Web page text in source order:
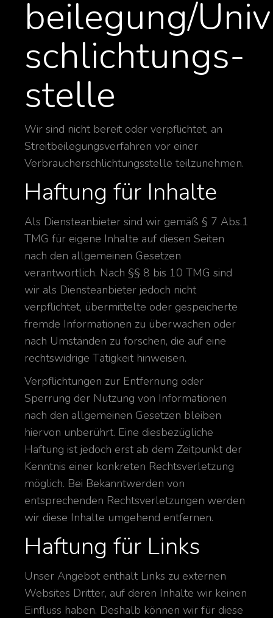
beilegung/
schlichtungs­
stelle
Wir sind nicht bereit oder verpflichtet, an
Streitbeilegungsverfahren vor einer
Verbraucherschlichtungsstelle teilzunehmen.
Haftung für Inhalte
Als Diensteanbieter sind wir gemäß § 7 Abs.1
TMG für eigene Inhalte auf diesen Seiten
nach den allgemeinen Gesetzen
verantwortlich. Nach §§ 8 bis 10 TMG sind
wir als Diensteanbieter jedoch nicht
verpflichtet, übermittelte oder gespeicherte
fremde Informationen zu überwachen oder
nach Umständen zu forschen, die auf eine
rechtswidrige Tätigkeit hinweisen.
Verpflichtungen zur Entfernung oder
Sperrung der Nutzung von Informationen
nach den allgemeinen Gesetzen bleiben
hiervon unberührt. Eine diesbezügliche
Haftung ist jedoch erst ab dem Zeitpunkt der
Kenntnis einer konkreten Rechtsverletzung
möglich. Bei Bekanntwerden von
entsprechenden Rechtsverletzungen werden
wir diese Inhalte umgehend entfernen.
Haftung für Links
Unser Angebot enthält Links zu externen
Websites Dritter, auf deren Inhalte wir keinen
Einfluss haben. Deshalb können wir für diese